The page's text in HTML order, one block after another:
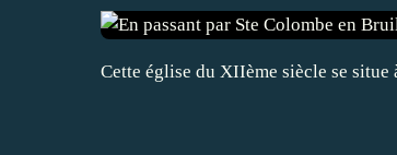
Cette église du XIIème siècle se